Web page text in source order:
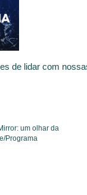
de lidar com
um olhar da
Programa